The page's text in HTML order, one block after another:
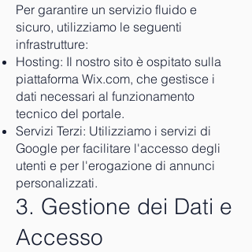
Per garantire un servizio fluido e
sicuro, utilizziamo le seguenti
infrastrutture:
Hosting: Il nostro sito è ospitato sulla
piattaforma Wix.com, che gestisce i
dati necessari al funzionamento
tecnico del portale.
Servizi Terzi: Utilizziamo i servizi di
Google per facilitare l'accesso degli
utenti e per l'erogazione di annunci
personalizzati.
3. Gestione dei Dati e
Accesso